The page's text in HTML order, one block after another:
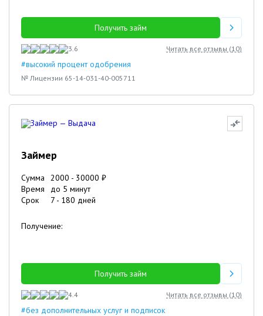
Получить займ
3.6 Читать все отзывы (10)
#высокий процент одобрения
№ Лицензии 65-14-031-40-005711
Займер
Сумма 2000 - 30000 ₽
Время
до 5 минут
Срок
7 - 180 дней
Получение:
Получить займ
4.4 Читать все отзывы (10)
#без дополнительных услуг и подписок